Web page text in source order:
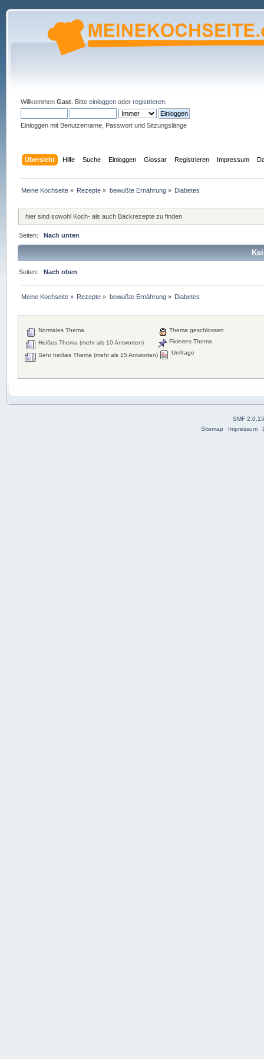
Willkommen Gast. Bitte einloggenoder registrieren.
Einloggen mit Benutzername, Passwort und Sitzungslänge
Übersicht Hilfe Suche Einloggen Glossar Registrieren Impressum
Meine Kochseite » Rezepte » bewußte Ernährung» Diabetes
hier sind sowohl Koch- als auch Backrezepte zu finden
Seiten:Nach unten
Seiten:Nach oben
Meine Kochseite » Rezepte » bewußte Ernährung» Diabetes
Normales Thema
Heißes Thema (mehr als 10 Antworten)
Sehr heißes Thema (mehr als 15 Antworten)
Thema geschlossen
Fixiertes Thema
Umfrage
SMF
Sitemap
Impressum